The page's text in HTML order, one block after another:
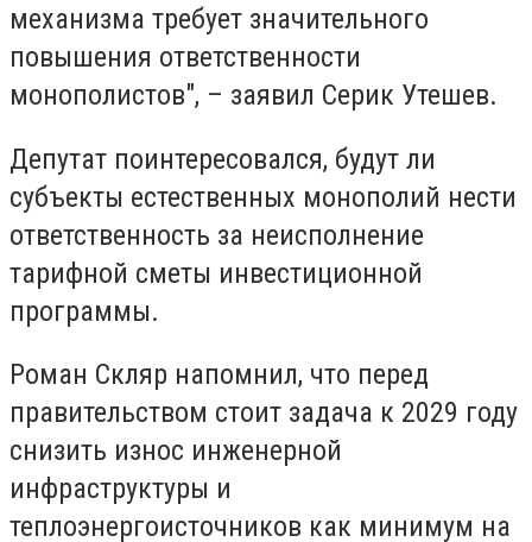
механизма требует значительного
повышения ответственности
монополистов", – заявил Серик Утешев.
Депутат поинтересовался, будут ли
субъекты естественных монополий нести
ответственность за неисполнение
тарифной сметы инвестиционной
программы.
Роман Скляр напомнил, что перед
правительством стоит задача к 2029 году
снизить износ инженерной
инфраструктуры и
теплоэнергоисточников как минимум на